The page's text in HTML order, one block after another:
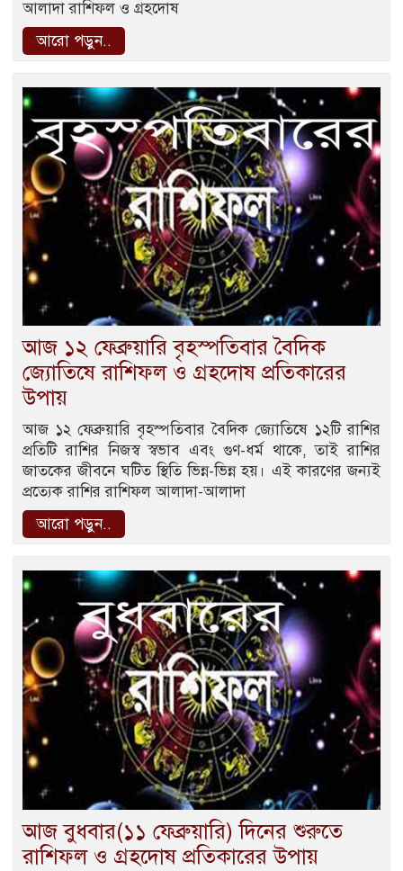
আলাদা রাশিফল ও গ্রহদোষ
আরো পড়ুন..
আজ ১২ ফেব্রুয়ারি বৃহস্পতিবার বৈদিক
জ্যোতিষে রাশিফল ও গ্রহদোষ প্রতিকারের
উপায়
আজ ১২ ফেব্রুয়ারি বৃহস্পতিবার বৈদিক জ্যোতিষে ১২টি রাশির
প্রতিটি রাশির নিজস্ব স্বভাব এবং গুণ-ধর্ম থাকে, তাই রাশির
জাতকের জীবনে ঘটিত স্থিতি ভিন্ন-ভিন্ন হয়। এই কারণের জন্যই
প্রত্যেক রাশির রাশিফল আলাদা-আলাদা
আরো পড়ুন..
আজ বুধবার(১১ ফেব্রুয়ারি) দিনের শুরুতে
রাশিফল ও গ্রহদোষ প্রতিকারের উপায়